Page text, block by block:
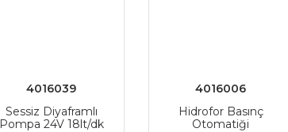
4016039
Sessiz Diyaframlı
Pompa 24V 18lt/dk
4016006
Hidrofor Basınç
Otomatiği